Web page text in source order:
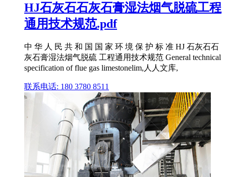
HJ石灰石石灰石膏湿法烟气脱硫工程
通用技术规范.pdf
中 华 人 民 共 和 国 国 家 环 境 保 护 标 准 HJ 石灰石石
灰石膏湿法烟气脱硫 工程通用技术规范 General technical
specification of flue gas limestonelim,人人文库,
联系电话: 180 3780 8511